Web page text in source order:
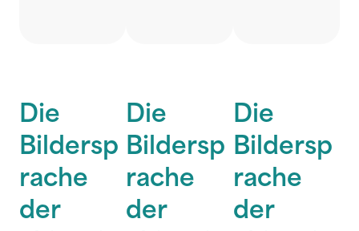
Die
Bildersp
rache
der
Die
Bildersp
rache
der
Die
Bildersp
rache
der